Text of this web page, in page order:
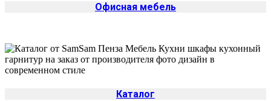
Офисная мебель
Каталог